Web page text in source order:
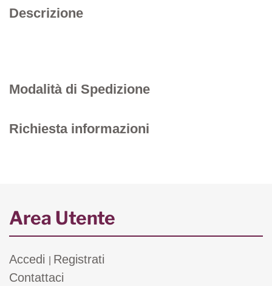
Descrizione
Modalità di Spedizione
Richiesta informazioni
Area Utente
Accedi
Registrati
Contattaci